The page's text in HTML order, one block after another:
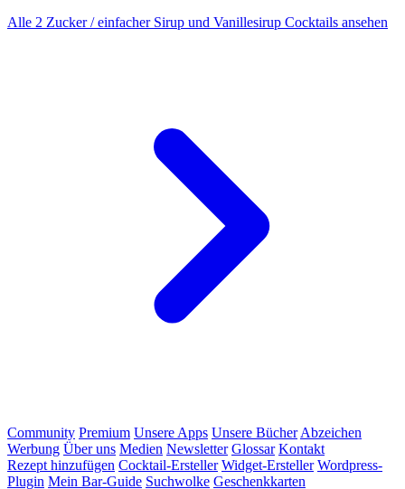
Alle 2 Zucker / einfacher Sirup und Vanillesirup Cocktails ansehen
Community Premium Unsere Apps Unsere Bücher Abzeichen
Werbung Über uns Medien Newsletter Glossar Kontakt
Rezept hinzufügen Cocktail-Ersteller Widget-Ersteller Wordpress-
Plugin Mein Bar-Guide Suchwolke Geschenkkarten